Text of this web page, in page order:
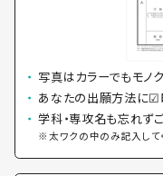
写真はカラーでもモノ
あなたの出願方法に☑
学科・専攻名も忘れず
※太ワクの中のみ記入して